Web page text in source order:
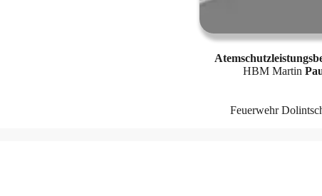
HBM Martin
Feuerwehr